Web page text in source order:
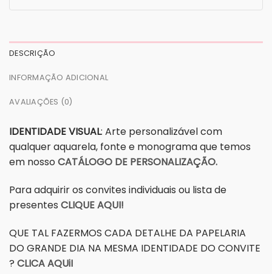
DESCRIÇÃO
INFORMAÇÃO ADICIONAL
AVALIAÇÕES (0)
IDENTIDADE VISUAL: Arte personalizável com
qualquer aquarela, fonte e monograma que temos
em nossoCATÁLOGO DE PERSONALIZAÇÃO.
Para adquirir os convites individuais ou lista de
presentes CLIQUE AQUI!
QUE TAL FAZERMOS CADA DETALHE DA PAPELARIA
DO GRANDE DIA NA MESMA IDENTIDADE DO CONVITE
? CLICA AQUiI